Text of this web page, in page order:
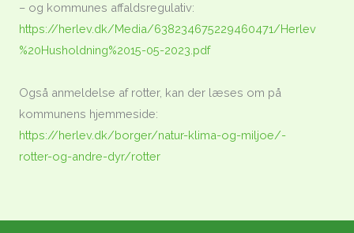
– og kommunes affaldsregulativ:
https://herlev.dk/Media/638234675229460471/Herlev
%20Husholdning%2015-05-2023.pdf
Også anmeldelse af rotter, kan der læses om på
kommunens hjemmeside:
https://herlev.dk/borger/natur-klima-og-miljoe/-
rotter-og-andre-dyr/rotter